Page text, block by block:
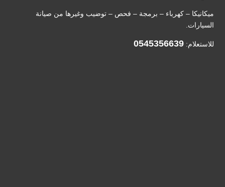
ميكانيكا – كهرباء – برمجة – فحص – توضيب وغيرها من صيانة
السيارات.
للاستعلام: 0545356639